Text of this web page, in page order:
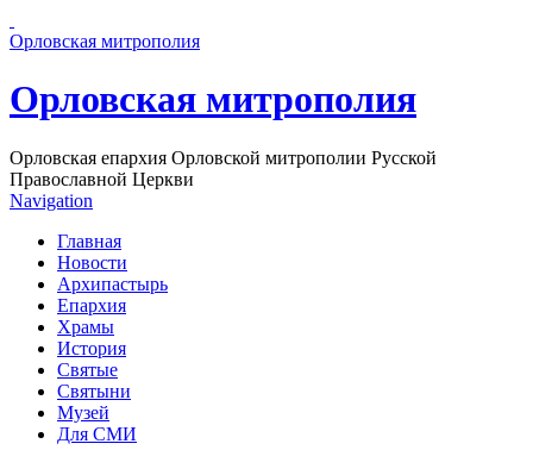
Орловская митрополия
Орловская митрополия
Орловская епархия Орловской митрополии Русской
Православной Церкви
Navigation
Главная
Новости
Архипастырь
Епархия
Храмы
История
Святые
Святыни
Музей
Для СМИ